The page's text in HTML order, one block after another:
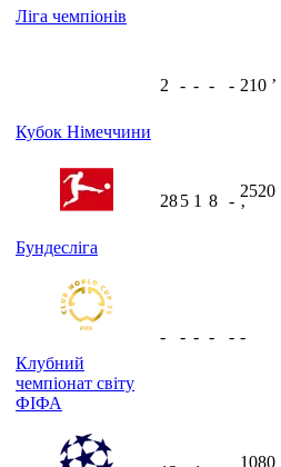
Ліга чемпіонів
Кубок Німеччини
2 - - - - 210 ʼ
Бундесліга
285 1 8 -
2520
ʼ
Клубний
чемпіонат світу
ФІФА
- - - - - -
1080